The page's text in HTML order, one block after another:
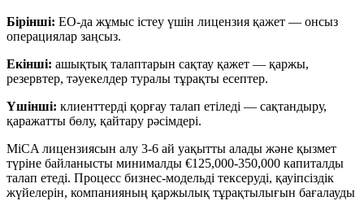
Бірінші: ЕО-да жұмыс істеу үшін лицензия қажет — онсыз
операциялар заңсыз.
Екінші: ашықтық талаптарын сақтау қажет — қаржы,
резервтер, тәуекелдер туралы тұрақты есептер.
Үшінші: клиенттерді қорғау талап етіледі — сақтандыру,
қаражатты бөлу, қайтару рәсімдері.
MiCA лицензиясын алу 3-6 ай уақытты алады және қызмет
түріне байланысты минималды €125,000-350,000 капиталды
талап етеді. Процесс бизнес-модельді тексеруді, қауіпсіздік
жүйелерін, компанияның қаржылық тұрақтылығын бағалауды